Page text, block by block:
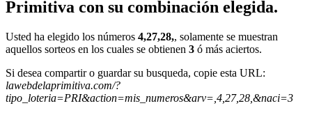
Primitiva con su combinación elegida.
Usted ha elegido los números 4,27,28,, solamente se muestran
aquellos sorteos en los cuales se obtienen 3 ó más aciertos.
Si desea compartir o guardar su busqueda, copie esta URL:
lawebdelaprimitiva.com/?
tipo_loteria=PRI&action=mis_numeros&arv=,4,27,28,&naci=3